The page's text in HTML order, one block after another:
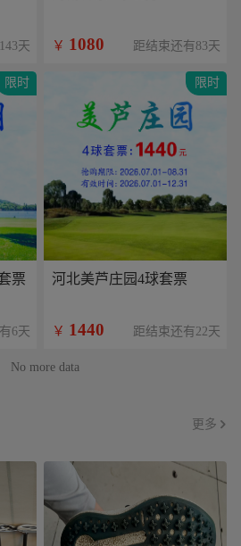
天 ￥ 1080 距结束还有83天
限时
票
6天
限时
河北美芦庄园4球套票
￥ 1440 距结束还有22天
No more data
更多